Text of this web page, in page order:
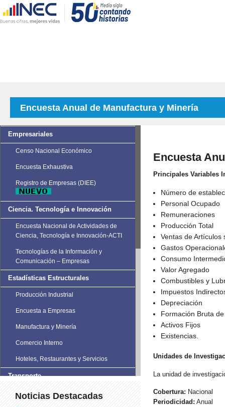
Encuesta Anual de Manufactura y Minería
Empresariales
Censo Nacional Económico
Encuesta Exhaustiva
Registro de Empresas (DIEE)
Ciencia. Tecnología e Innovación
Encuesta Nacional de Actividades de
Ciencia, Tecnología e Innovación-ACTI
Tecnologías de la Información y
Comunicación – Empresas
Estadísticas Estructurales
Producción Industrial
Encuesta a Empresas
Manufactura y Minería
Comercio Interno
Hoteles, Restaurantes y Servicios
Transporte
Estadísticas de Transporte
Noticias Destacadas
Encuesta
Principales Variables
Número de
Personal Ocupado
Remuneraciones
Producción Total
Ventas de Artículos
Gastos
Consumo
Valor Agregado
Combustibles y
Impuestos
Depreciación
Formación Bruta
Activos Fijos
Existencias.
Unidades de
La unidad de
Cobertura: Nacional
Periodicidad: Anual